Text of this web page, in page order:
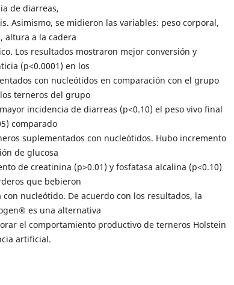
de diarreas,
Asimismo, se midieron las variables: peso corporal,
altura a la cadera
Los resultados mostraron mejor conversión y
(p<0.0001) en los
con nucleótidos en comparación con el grupo
terneros del grupo
incidencia de diarreas (p<0.10) el peso vivo final
comparado
suplementados con nucleótidos. Hubo incremento
de glucosa
de creatinina (p>0.01) y fosfatasa alcalina (p<0.10)
que bebieron
con nucleótido. De acuerdo con los resultados, la
es una alternativa
el comportamiento productivo de terneros Holstein
artificial.